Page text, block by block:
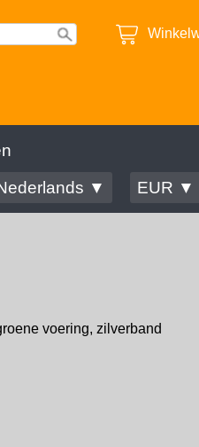
▼
EUR ▼
voering, zilverband